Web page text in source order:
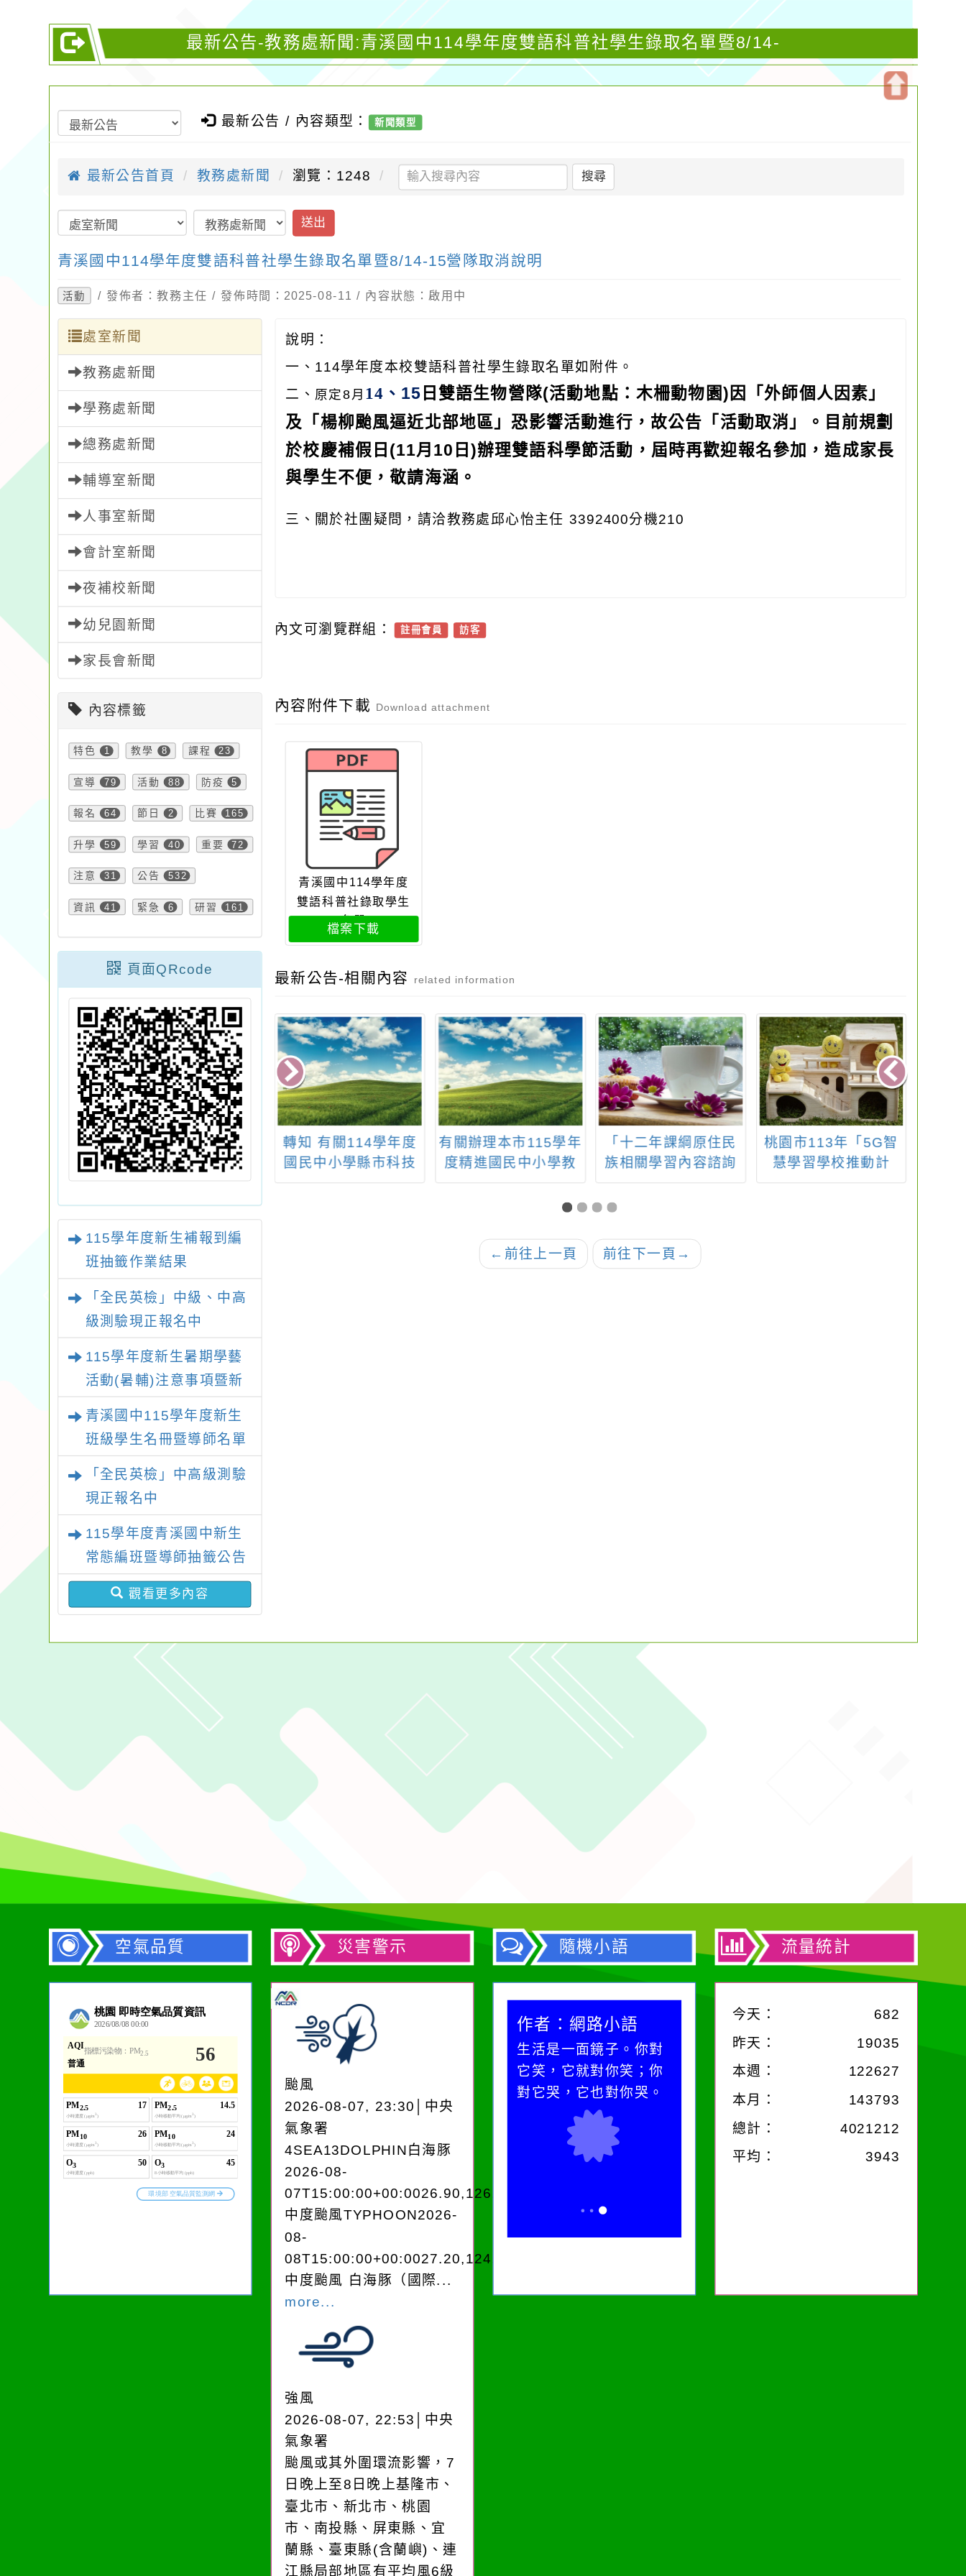
最新公告-教務處新聞:青溪國中114學年度雙語科普社學生錄取名單暨8/14-
最新公告 / 內容類型： 新聞類型
最新公告首頁 教務處新聞 瀏覽：1248 搜尋
送出
青溪國中114學年度雙語科普社學生錄取名單暨8/14-15營隊取消說明
活動 / 發佈者：教務主任 / 發佈時間：2025-08-11 / 內容狀態：啟用中
處室新聞
教務處新聞
學務處新聞
總務處新聞
輔導室新聞
人事室新聞
會計室新聞
夜補校新聞
幼兒園新聞
家長會新聞
內容標籤
特色 1 教學 8 課程 23
宣導 79 活動 88 防疫 5
報名 64 節日 2 比賽 165
升學 59 學習 40 重要 72
注意 31 公告 532
資訊 41 緊急 6 研習 161
頁面QRcode
115學年度新生補報到編
班抽籤作業結果
「全民英檢」中級、中高
級測驗現正報名中
115學年度新生暑期學藝
活動(暑輔)注意事項暨新
青溪國中115學年度新生
班級學生名冊暨導師名單
「全民英檢」中高級測驗
現正報名中
115學年度青溪國中新生
常態編班暨導師抽籤公告
觀看更多內容
說明：
一、114學年度本校雙語科普社學生錄取名單如附件。
二、 原定8月 14 、15 日雙語生物營隊(活動地點：木柵動物園)因「外師個人因素」
及「楊柳颱風逼近北部地區」恐影響活動進行，故公告「活動取消」。目前規劃
於校慶補假日(11月10日)辦理雙語科學節活動，屆時再歡迎報名參加，造成家長
與學生不便，敬請海涵。
三、關於社團疑問，請洽教務處邱心怡主任 3392400分機210
內文可瀏覽群組： 註冊會員 訪客
內容附件下載 Download attachment
青溪國中114學年度
雙語科普社錄取學生
名單
檔案下載
最新公告-相關內容 related information
立臺灣師範大
教育中心辦理
期數學活動師
習工作坊－高
場」資料
桃園市113年度推動科
學教育實施計畫教師
轉知 有關114學年度
國民中小學縣市科技
教育推動輔導中心辦
有關辦理本市115學年
度精進國民中小學教
師教學專業與課程品
質整體推動計畫─國中
學習社群實施計畫一
案
「十二年課綱原住民
族相關學習內容諮詢
宣導講座」實施計畫
及活動海報各1份
桃園市113年「5G智
慧學習學校推動計
畫」及「5G新科技學
← 前往上一頁 前往下一頁 →
neilchjh2023
適用瀏覽器：Edge、Google、Firefox、Vivaldi、Opera
支援行動瀏覽裝置
Xoops版本： XOOPS 2.5.11
網站語系：zh-TW
空氣品質 災害警示
颱風
2026-08-07, 23:30│中央
氣象署
4SEA13DOLPHIN白海豚
2026-08-
07T15:00:00+00:0026.90,126.604050950280
中度颱風TYPHOON2026-
08-
08T15:00:00+00:0027.20,124.204050950280
中度颱風 白海豚（國際...
more...
強風
2026-08-07, 22:53│中央
氣象署
颱風或其外圍環流影響，7
日晚上至8日晚上基隆市、
臺北市、新北市、桃園
市、南投縣、屏東縣、宜
蘭縣、臺東縣(含蘭嶼)、連
江縣局部地區有平均風6級
隨機小語
一杯清水因滴入一滴污
水而變污濁，一杯污水
卻不會因一滴清水的存
在而變清澈。
作者：網路小語
在實現理想的路途中，
誘惑。
作者：網路小語
生活是一面鏡子。你對
它笑，它就對你笑；你
對它哭，它也對你哭。
流量統計
今天： 682
昨天： 19035
本週： 122627
本月：
143793
總計：
4021212
平均： 3943